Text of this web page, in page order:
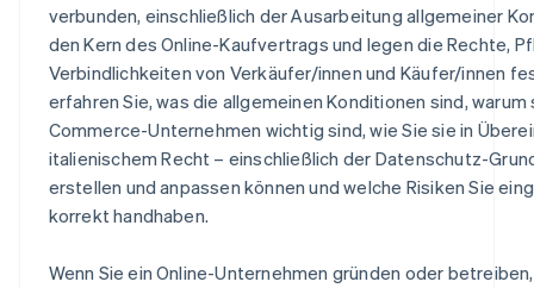
verbunden, einschließlich der Ausarbeitung allgemeiner
den Kern des Online-Kaufvertrags und legen die Rechte,
Verbindlichkeiten von Verkäufer/innen und Käufer/innen
erfahren Sie, was die allgemeinen Konditionen sind, warum
Commerce-Unternehmen wichtig sind, wie Sie sie in
italienischem Recht – einschließlich der Datenschutz-
erstellen und anpassen können und welche Risiken Sie
korrekt handhaben.
Wenn Sie ein Online-Unternehmen gründen oder